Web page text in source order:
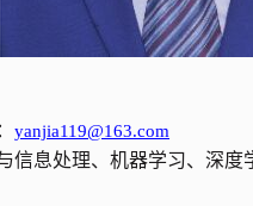
yanjia119@163.com
信息处理、机器学习、深